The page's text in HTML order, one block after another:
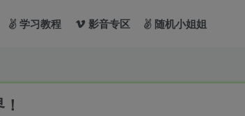
学习教程 影音专区 随机小姐姐